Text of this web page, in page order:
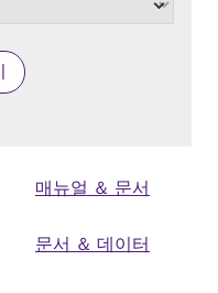
매뉴얼 ＆ 문서
문서 ＆ 데이터